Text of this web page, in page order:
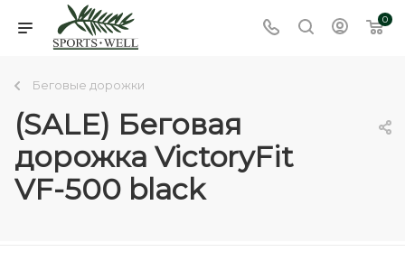
0
Беговые дорожки
(SALE) Беговая
дорожка VictoryFit
VF-500 black